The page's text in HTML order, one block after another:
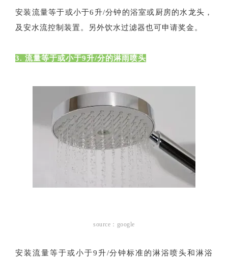
安装流量等于或小于6升/分钟的浴室或厨房的水龙头，
及安水流控制装置。另外饮水过滤器也可申请奖金。
3. 流量等于或小于9升/分的淋雨喷头
source：google
安装流量等于或小于9升/分钟标准的淋浴喷头和淋浴